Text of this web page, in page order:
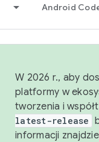
Android
W 2026 r., aby
platformy w
tworzenia i
latest-release
informacji